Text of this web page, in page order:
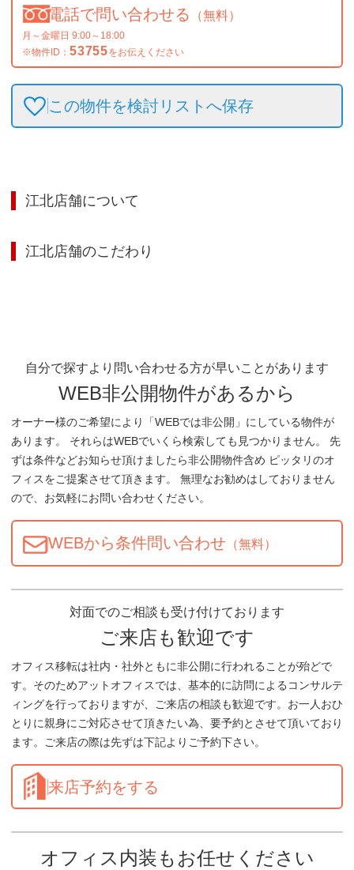
電話で問い合わせる （無料）
月～金曜日 9:00～18:00
※物件ID： 53755をお伝えください
この物件を検討リストへ保存
江北店舗について
江北店舗のこだわり
自分で探すより問い合わせる方が早いことがあります
WEB非公開物件があるから
オーナー様のご希望により「WEBでは非公開」にしている物件が
あります。 それらはWEBでいくら検索しても見つかりません。 先
ずは条件などお知らせ頂けましたら非公開物件含め ピッタリのオ
フィスをご提案させて頂きます。 無理なお勧めはしておりません
ので、お気軽にお問い合わせください。
WEBから条件問い合わせ （無料）
対面でのご相談も受け付けております
ご来店も歓迎です
オフィス移転は社内・社外ともに非公開に行われることが殆どで
す。そのためアットオフィスでは、基本的に訪問によるコンサルテ
ィングを行っておりますが、ご来店の相談も歓迎です。お一人おひ
とりに親身にご対応させて頂きたい為、要予約とさせて頂いており
ます。ご来店の際は先ずは下記よりご予約下さい。
来店予約をする
オフィス内装もお任せください